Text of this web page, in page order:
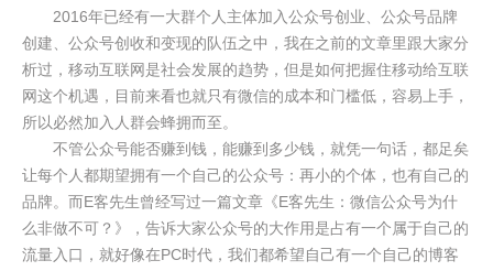
2016年已经有一大群个人主体加入公众号创业、公众号品牌
创建、公众号创收和变现的队伍之中，我在之前的文章里跟大家分
析过，移动互联网是社会发展的趋势，但是如何把握住移动给互联
网这个机遇，目前来看也就只有微信的成本和门槛低，容易上手，
所以必然加入人群会蜂拥而至。
不管公众号能否赚到钱，能赚到多少钱，就凭一句话，都足矣
让每个人都期望拥有一个自己的公众号：再小的个体，也有自己的
品牌。而E客先生曾经写过一篇文章《E客先生：微信公众号为什
么非做不可？》，告诉大家公众号的大作用是占有一个属于自己的
流量入口，就好像在PC时代，我们都希望自己有一个自己的博客